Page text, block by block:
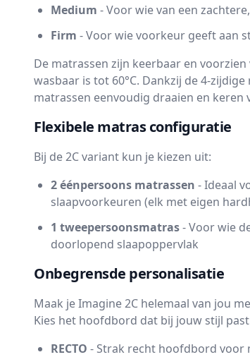
Medium - Voor wie van een
Firm - Voor wie voorkeur geeft aan
De matrassen zijn keerbaar en
wasbaar is tot 60°C. Dankzij de 4-
matrassen eenvoudig draaien en
Flexibele matras configuratie
Bij de 2C variant kun je kiezen uit:
2 éénpersoons matrassen - Ideaal
slaapvoorkeuren (elk met eigen
1 tweepersoonsmatras- Voor wie
doorlopend slaapoppervlak
Onbegrensde personalisatie
Maak je Imagine 2C helemaal van jou
Kies het hoofdbord dat bij jouw stijl
RECTO - Strak recht hoofdbord voor